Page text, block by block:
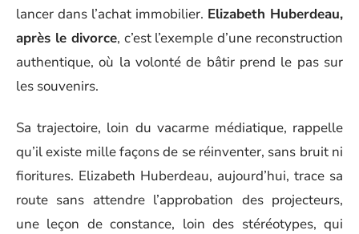
lancer dans l’achat immobilier. Elizabeth Huberdeau,
après le divorce, c’est l’exemple d’une reconstruction
authentique, où la volonté de bâtir prend le pas sur
les souvenirs.
Sa trajectoire, loin du vacarme médiatique, rappelle
qu’il existe mille façons de se réinventer, sans bruit ni
fioritures. Elizabeth Huberdeau, aujourd’hui, trace sa
route sans attendre l’approbation des projecteurs,
une leçon de constance, loin des stéréotypes, qui